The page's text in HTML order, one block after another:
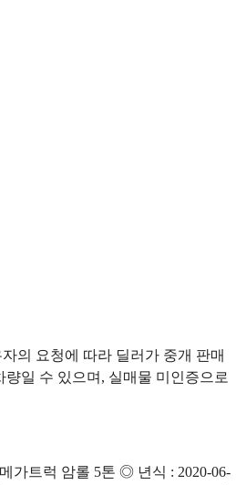
의 요청에 따라 딜러가 중개 판매
일 수 있으며, 실매물 미인증으로
가트럭 암롤 5톤 ◎ 년식 : 2020-06-